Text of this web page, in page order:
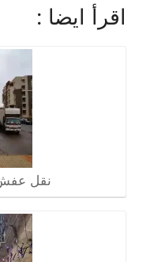
اقرأ ايضا :
نقل